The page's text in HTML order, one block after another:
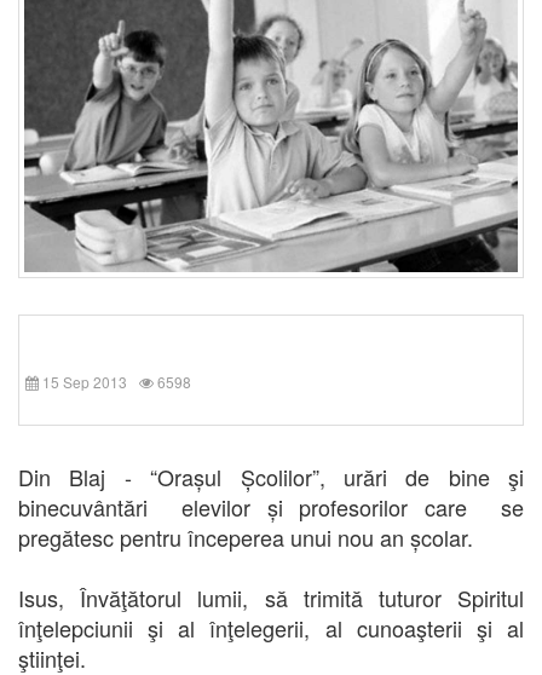
15 Sep 2013 6598
Din Blaj - “Oraşul Școlilor”, urări de bine şi
binecuvântări
elevilor și profesorilor carese
pregătesc pentru începerea unui nou an școlar.
Isus, Învăţătorul lumii, să trimită tuturorSpiritul
înţelepciunii şi al înţelegerii, al cunoaşterii şi al
ştiinţei.